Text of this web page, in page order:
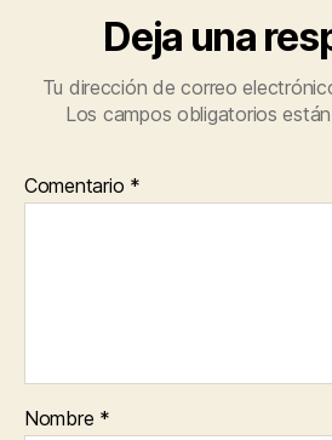
Deja una
Tu dirección de correo
Los campos obligatorios
Comentario *
Nombre *